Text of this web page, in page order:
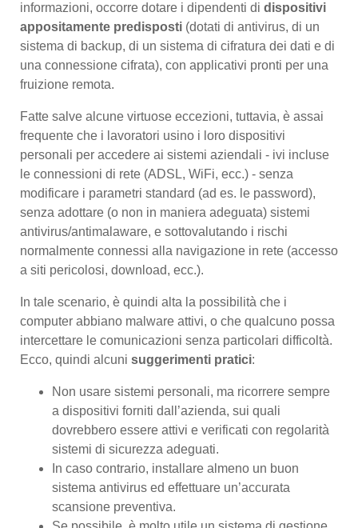
informazioni, occorre dotare i dipendenti di dispositivi
appositamente predisposti (dotati di antivirus, di un
sistema di backup, di un sistema di cifratura dei dati e di
una connessione cifrata), con applicativi pronti per una
fruizione remota.
Fatte salve alcune virtuose eccezioni, tuttavia, è assai
frequente che i lavoratori usino i loro dispositivi
personali per accedere ai sistemi aziendali - ivi incluse
le connessioni di rete (ADSL, WiFi, ecc.) - senza
modificare i parametri standard (ad es. le password),
senza adottare (o non in maniera adeguata) sistemi
antivirus/antimalaware, e sottovalutando i rischi
normalmente connessi alla navigazione in rete (accesso
a siti pericolosi, download, ecc.).
In tale scenario, è quindi alta la possibilità che i
computer abbiano malware attivi, o che qualcuno possa
intercettare le comunicazioni senza particolari difficoltà.
Ecco, quindi alcuni suggerimenti pratici:
Non usare sistemi personali, ma ricorrere sempre
a dispositivi forniti dall’azienda, sui quali
dovrebbero essere attivi e verificati con regolarità
sistemi di sicurezza adeguati.
In caso contrario, installare almeno un buon
sistema antivirus ed effettuare un’accurata
scansione preventiva.